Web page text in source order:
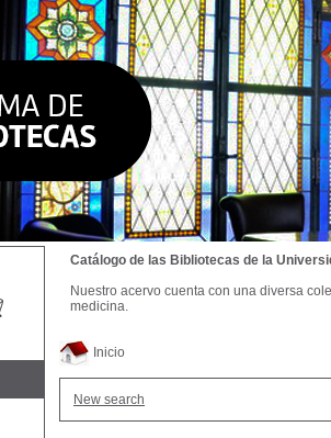
Inicio
New search
Catálogo de las Bibliotecas de la
Nuestro acervo cuenta con una diversa
medicina.